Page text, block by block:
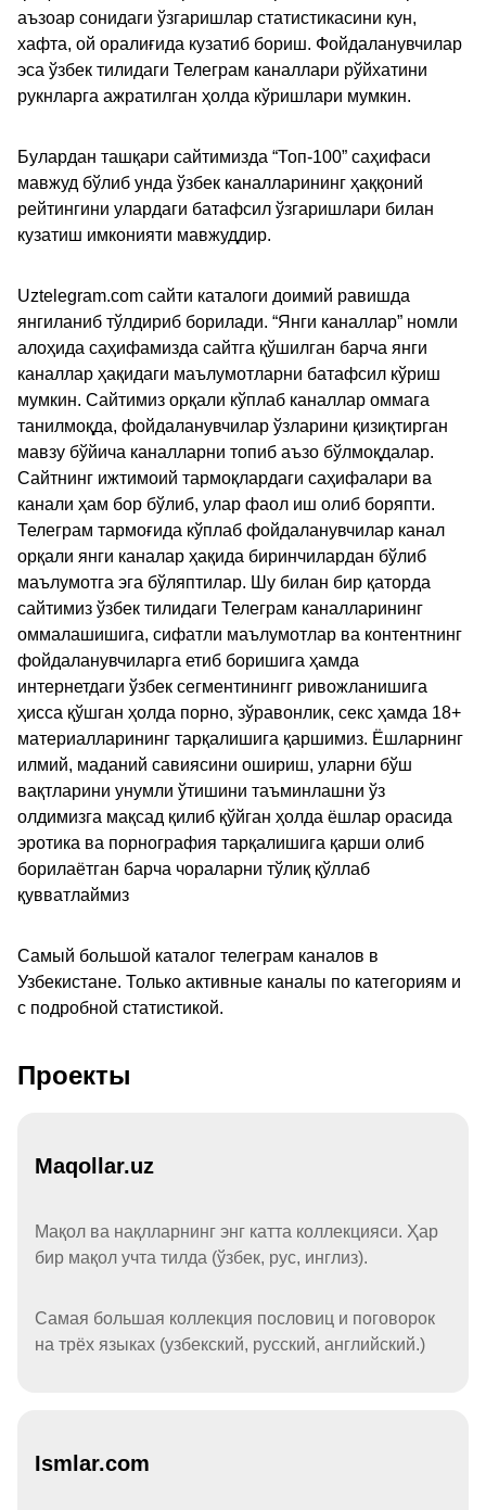
аъзоар сонидаги ўзгаришлар статистикасини кун,
хафта, ой оралиғида кузатиб бориш. Фойдаланувчилар
эса ўзбек тилидаги Телеграм каналлари рўйхатини
рукнларга ажратилган ҳолда кўришлари мумкин.
Булардан ташқари сайтимизда “Топ-100” саҳифаси
мавжуд бўлиб унда ўзбек каналларининг ҳаққоний
рейтингини улардаги батафсил ўзгаришлари билан
кузатиш имконияти мавжуддир.
Uztelegram.com сайти каталоги доимий равишда
янгиланиб тўлдириб борилади. “Янги каналлар” номли
алоҳида саҳифамизда сайтга қўшилган барча янги
каналлар ҳақидаги маълумотларни батафсил кўриш
мумкин. Сайтимиз орқали кўплаб каналлар оммага
танилмоқда, фойдаланувчилар ўзларини қизиқтирган
мавзу бўйича каналларни топиб аъзо бўлмоқдалар.
Сайтнинг ижтимоий тармоқлардаги саҳифалари ва
канали ҳам бор бўлиб, улар фаол иш олиб боряпти.
Телеграм тармоғида кўплаб фойдаланувчилар канал
орқали янги каналар ҳақида биринчилардан бўлиб
маълумотга эга бўляптилар. Шу билан бир қаторда
сайтимиз ўзбек тилидаги Телеграм каналларининг
оммалашишига, сифатли маълумотлар ва контентнинг
фойдаланувчиларга етиб боришига ҳамда
интернетдаги ўзбек сегментинингг ривожланишига
ҳисса қўшган ҳолда порно, зўравонлик, секс ҳамда 18+
материалларининг тарқалишига қаршимиз. Ёшларнинг
илмий, маданий савиясини ошириш, уларни бўш
вақтларини унумли ўтишини таъминлашни ўз
олдимизга мақсад қилиб қўйган ҳолда ёшлар орасида
эротика ва порнография тарқалишига қарши олиб
борилаётган барча чораларни тўлиқ қўллаб
қувватлаймиз
Самый большой каталог телеграм каналов в
Узбекистане. Только активные каналы по категориям и
с подробной статистикой.
Проекты
Maqollar.uz
Мақол ва нақлларнинг энг катта коллекцияси. Ҳар
бир мақол учта тилда (ўзбек, рус, инглиз).
Самая большая коллекция пословиц и поговорок
на трёх языках (узбекский, русский, английский.)
Ismlar.com